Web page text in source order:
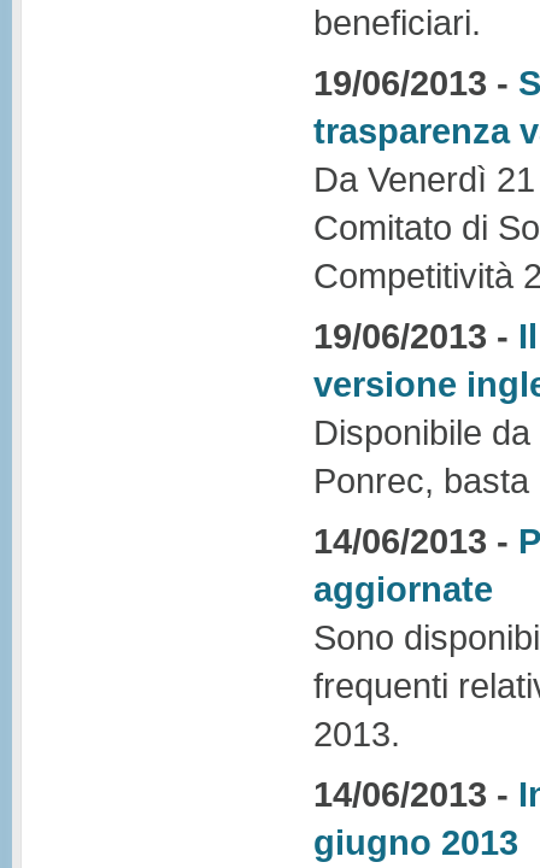
beneficiari.
19/06/2013 -
trasparenza
Da Venerdì
Comitato di
Competitività
19/06/2013 -
versione
Disponibile
Ponrec,
14/06/2013 -
aggiornate
Sono
frequenti
2013.
14/06/2013 -
giugno 2013